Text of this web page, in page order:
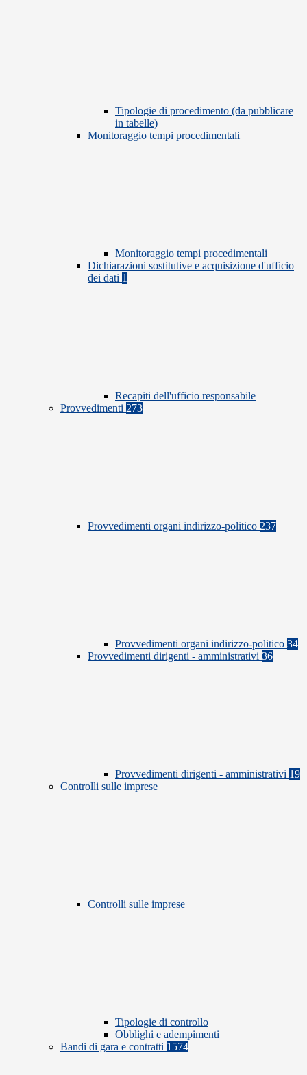
Tipologie di procedimento (da pubblicare
in tabelle)
Monitoraggio tempi procedimentali
Monitoraggio tempi procedimentali
Dichiarazioni sostitutive e acquisizione d'ufficio
dei dati 1
Recapiti dell'ufficio responsabile
Provvedimenti 273
Provvedimenti organi indirizzo-politico 237
Provvedimenti organi indirizzo-politico 34
Provvedimenti dirigenti - amministrativi 36
Provvedimenti dirigenti - amministrativi 19
Controlli sulle imprese
Controlli sulle imprese
Tipologie di controllo
Obblighi e adempimenti
Bandi di gara e contratti 1574